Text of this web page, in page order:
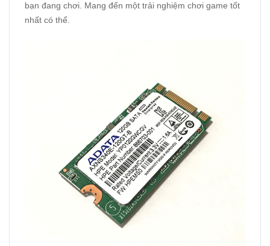
bạn đang chơi. Mang đến một trải nghiệm chơi game tốt
nhất có thể.